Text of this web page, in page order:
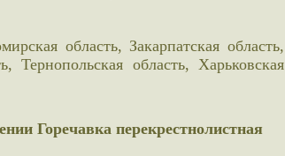
область, Закарпатская область,
Тернопольская область, Харьковская
Горечавка перекрестнолистная